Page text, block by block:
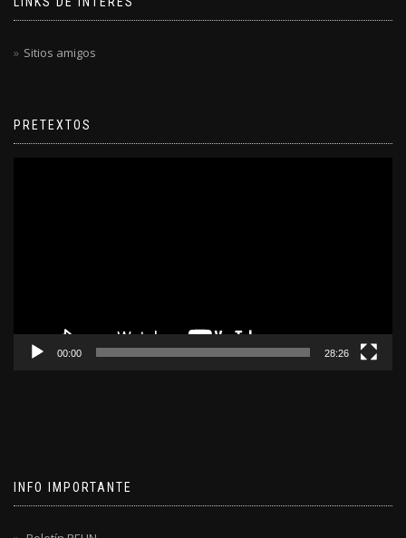
Sitios amigos
PRETEXTOS
00:00 28:26
INFO IMPORTANTE